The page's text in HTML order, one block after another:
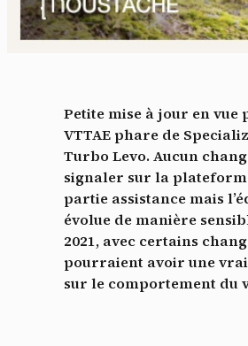
Petite mise à jour en vue
VTTAE phare de
Turbo Levo. Aucun
signaler sur la
partie assistance mais
évolue de manière
2021, avec certains
pourraient avoir une
sur le comportement du